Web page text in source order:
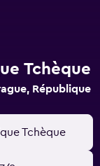
Tchèque
République
Tchèque